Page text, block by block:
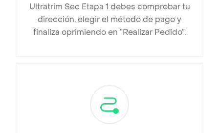
Ultratrim Sec Etapa 1 debes comprobar tu
dirección, elegir el método de pago y
finaliza oprimiendo en “Realizar Pedido”.